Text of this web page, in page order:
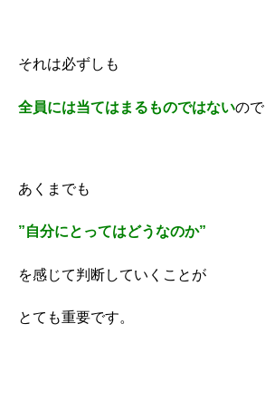
それは必ずしも
全員には当てはまるものではないので
あくまでも
”自分にとってはどうなのか”
を感じて判断していくことが
とても重要です。